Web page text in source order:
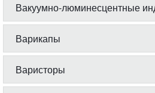
Вакуумно-люминесцентные
Варикапы
Варисторы